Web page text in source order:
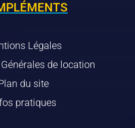
Légales
de location
du site
pratiques